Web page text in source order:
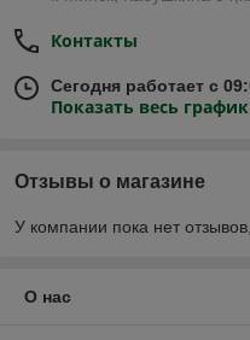
Контакты
Сегодня работает с
Показать весь
Отзывы о магазине
У компании пока нет
О нас